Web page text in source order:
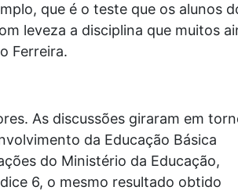
que é o teste que os alunos
leveza a disciplina que muitos
Ferreira.
As discussões giraram em
da Educação Básica
do Ministério da Educação,
6, o mesmo resultado obtido